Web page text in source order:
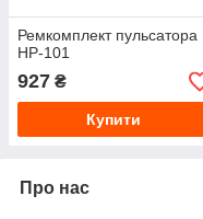
Ремкомплект пульсатора
НР-101
927 ₴
Купити
Про нас